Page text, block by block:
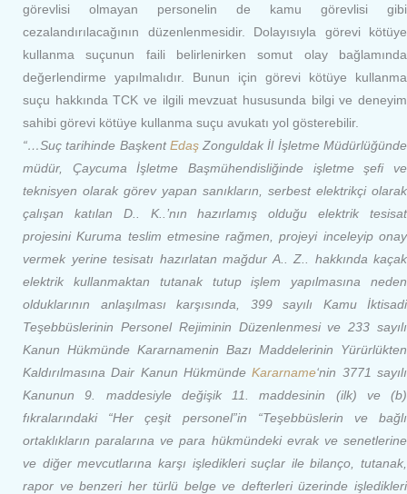
görevlisi olmayan personelin de kamu görevlisi gibi
cezalandırılacağının düzenlenmesidir. Dolayısıyla görevi kötüye
kullanma suçunun faili belirlenirken somut olay bağlamında
değerlendirme yapılmalıdır. Bunun için görevi kötüye kullanma
suçu hakkında TCK ve ilgili mevzuat hususunda bilgi ve deneyim
sahibi görevi kötüye kullanma suçu avukatı yol gösterebilir.
“…Suç tarihinde Başkent EdaşZonguldak İl İşletme Müdürlüğünde
müdür, Çaycuma İşletme Başmühendisliğinde işletme şefi ve
teknisyen olarak görev yapan sanıkların, serbest elektrikçi olarak
çalışan katılan D.. K..’nın hazırlamış olduğu elektrik tesisat
projesini Kuruma teslim etmesine rağmen, projeyi inceleyip onay
vermek yerine tesisatı hazırlatan mağdur A.. Z.. hakkında kaçak
elektrik kullanmaktan tutanak tutup işlem yapılmasına neden
olduklarının anlaşılması karşısında, 399 sayılı Kamu İktisadi
Teşebbüslerinin Personel Rejiminin Düzenlenmesi ve 233 sayılı
Kanun Hükmünde Kararnamenin Bazı Maddelerinin Yürürlükten
Kaldırılmasına Dair Kanun HükmündeKararname‘nin 3771 sayılı
Kanunun 9. maddesiyle değişik 11. maddesinin (ilk) ve (b)
fıkralarındaki “Her çeşit personel”in “Teşebbüslerin ve bağlı
ortaklıkların paralarına ve para hükmündeki evrak ve senetlerine
ve diğer mevcutlarına karşı işledikleri suçlar ile bilanço, tutanak,
rapor ve benzeri her türlü belge ve defterleri üzerinde işledikleri